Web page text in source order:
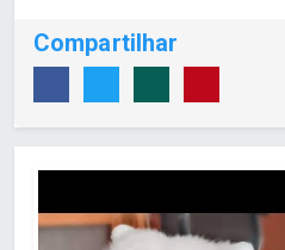
Compartilhar